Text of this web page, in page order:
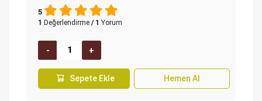
5
1 Değerlendirme / 1 Yorum
Sepete Ekle Hemen Al